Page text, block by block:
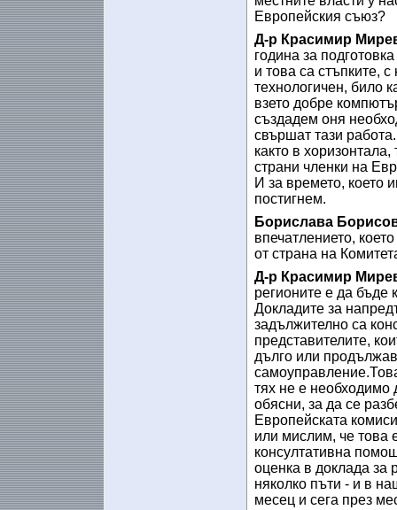
Европейския съюз?
Д-р Красимир
година за
и това са стъпките,
технологичен, било
взето добре
създадем оня
свършат тази
както в
страни членки на
И за времето, което
постигнем.
Борислава
впечатлението,
от страна на
Д-р Красимир
регионите е да бъде
Докладите за
задължително са
представителите,
дълго или
тях не е необходимо
обясни, за да се
Европейската
или мислим, че това
консултативна
оценка в доклада за
няколко пъти - и в
месец и сега през